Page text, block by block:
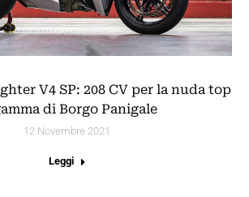
V4 SP: 208 CV per la nuda top
di Borgo Panigale
12 Novembre 2021
Leggi